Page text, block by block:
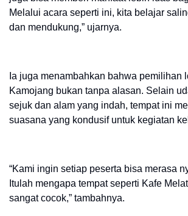
Melalui acara seperti ini, kita belajar
dan mendukung,” ujarnya.
Ia juga menambahkan bahwa pemilihan
Kamojang bukan tanpa alasan. Selain
sejuk dan alam yang indah, tempat ini
suasana yang kondusif untuk kegiatan
“Kami ingin setiap peserta bisa merasa
Itulah mengapa tempat seperti Kafe
sangat cocok,” tambahnya.